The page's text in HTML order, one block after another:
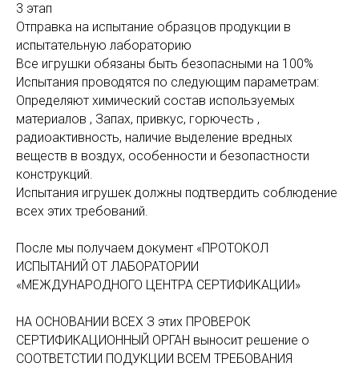
3 этап
Отправка на испытание образцов продукции в
испытательную лабораторию
Все игрушки обязаны быть безопасными на 100%
Испытания проводятся по следующим параметрам:
Определяют химический состав используемых
материалов , Запах, привкус, горючесть ,
радиоактивность, наличие выделение вредных
веществ в воздух, особенности и безопастности
конструкций.
Испытания игрушек должны подтвердить соблюдение
всех этих требований.
После мы получаем документ «ПРОТОКОЛ
ИСПЫТАНИЙ ОТ ЛАБОРАТОРИИ
«МЕЖДУНАРОДНОГО ЦЕНТРА СЕРТИФИКАЦИИ»
НА ОСНОВАНИИ ВСЕХ З этих ПРОВЕРОК
СЕРТИФИКАЦИОННЫЙ ОРГАН выносит решение о
СООТВЕТСТИИ ПОДУКЦИИ ВСЕМ ТРЕБОВАНИЯ